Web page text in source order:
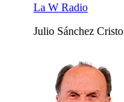
La W Radio
Julio Sánchez Cristo